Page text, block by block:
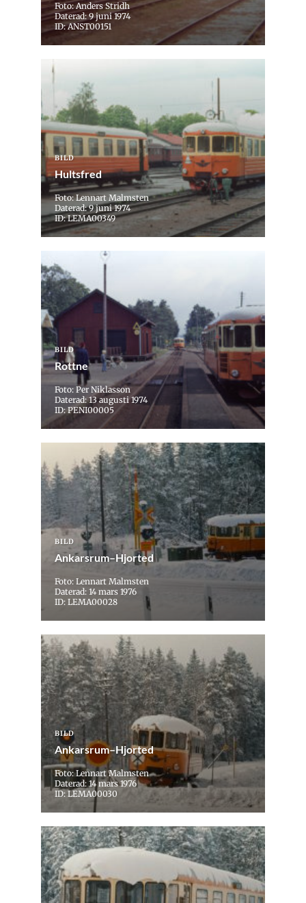
Foto: Anders Stridh
Daterad: 9 juni 1974
ID: ANST00151
BILD
Hultsfred
Foto: Lennart Malmsten
Daterad: 9 juni 1974
ID: LEMA00349
BILD
Rottne
Foto: Per Niklasson
Daterad: 13 augusti 1974
ID: PENI00005
BILD
Ankarsrum–Hjorted
Foto: Lennart Malmsten
Daterad: 14 mars 1976
ID: LEMA00028
BILD
Ankarsrum–Hjorted
Foto: Lennart Malmsten
Daterad: 14 mars 1976
ID: LEMA00030